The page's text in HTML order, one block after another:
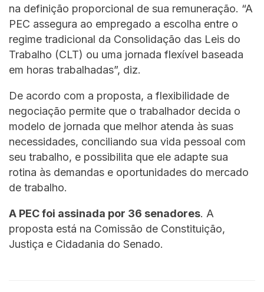
na definição proporcional de sua remuneração. “A
PEC assegura ao empregado a escolha entre o
regime tradicional da Consolidação das Leis do
Trabalho (CLT) ou uma jornada flexível baseada
em horas trabalhadas”, diz.
De acordo com a proposta, a flexibilidade de
negociação permite que o trabalhador decida o
modelo de jornada que melhor atenda às suas
necessidades, conciliando sua vida pessoal com
seu trabalho, e possibilita que ele adapte sua
rotina às demandas e oportunidades do mercado
de trabalho.
A PEC foi assinada por 36 senadores. A
proposta está na Comissão de Constituição,
Justiça e Cidadania do Senado.